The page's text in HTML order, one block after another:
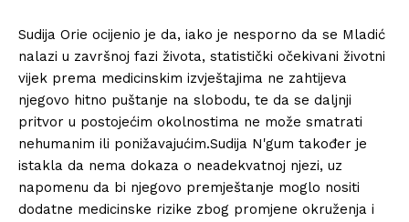
Sudija Orie ocijenio je da, iako je nesporno da se Mladić
nalazi u završnoj fazi života, statistički očekivani životni
vijek prema medicinskim izvještajima ne zahtijeva
njegovo hitno puštanje na slobodu, te da se daljnji
pritvor u postojećim okolnostima ne može smatrati
nehumanim ili ponižavajućim.Sudija N'gum također je
istakla da nema dokaza o neadekvatnoj njezi, uz
napomenu da bi njegovo premještanje moglo nositi
dodatne medicinske rizike zbog promjene okruženja i